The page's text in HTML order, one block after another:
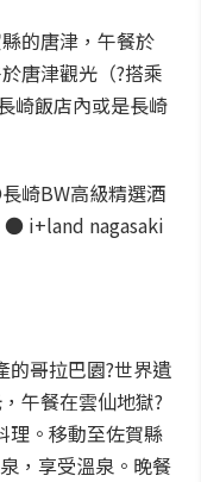
的唐津，午餐於
唐津觀光（?搭乘
崎飯店內或是長崎
崎BW高級精選酒
i+land nagasaki
的哥拉巴園?世界遺
午餐在雲仙地獄?
理。移動至佐賀縣
，享受溫泉。晚餐